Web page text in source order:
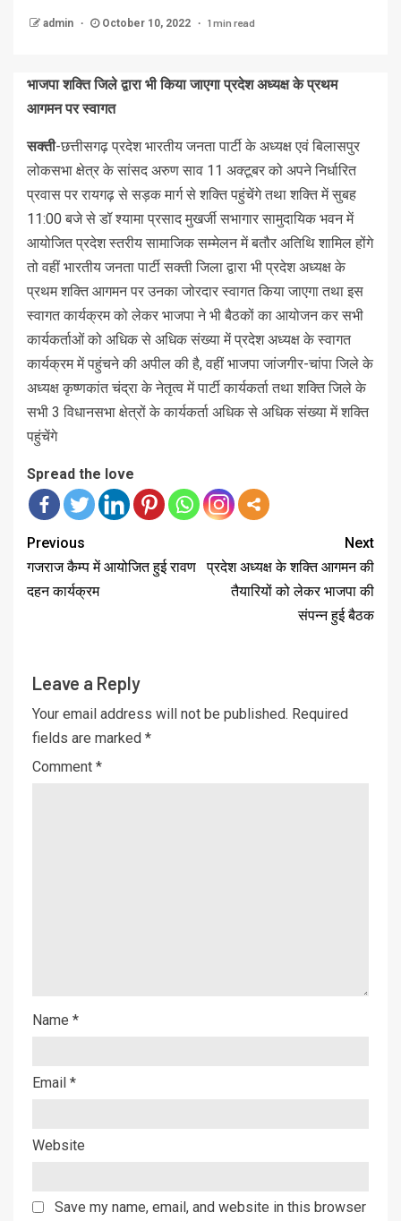
admin October 10, 2022 1 min read
भाजपा शक्ति जिले द्वारा भी किया जाएगा प्रदेश अध्यक्ष के प्रथम
आगमन पर स्वागत
सक्ती-छत्तीसगढ़ प्रदेश भारतीय जनता पार्टी के अध्यक्ष एवं बिलासपुर
लोकसभा क्षेत्र के सांसद अरुण साव 11 अक्टूबर को अपने निर्धारित
प्रवास पर रायगढ़ से सड़क मार्ग से शक्ति पहुंचेंगे तथा शक्ति में सुबह
11:00 बजे से डॉ श्यामा प्रसाद मुखर्जी सभागार सामुदायिक भवन में
आयोजित प्रदेश स्तरीय सामाजिक सम्मेलन में बतौर अतिथि शामिल होंगे
तो वहीं भारतीय जनता पार्टी सक्ती जिला द्वारा भी प्रदेश अध्यक्ष के
प्रथम शक्ति आगमन पर उनका जोरदार स्वागत किया जाएगा तथा इस
स्वागत कार्यक्रम को लेकर भाजपा ने भी बैठकों का आयोजन कर सभी
कार्यकर्ताओं को अधिक से अधिक संख्या में प्रदेश अध्यक्ष के स्वागत
कार्यक्रम में पहुंचने की अपील की है, वहीं भाजपा जांजगीर-चांपा जिले के
अध्यक्ष कृष्णकांत चंद्रा के नेतृत्व में पार्टी कार्यकर्ता तथा शक्ति जिले के
सभी 3 विधानसभा क्षेत्रों के कार्यकर्ता अधिक से अधिक संख्या में शक्ति
पहुंचेंगे
Spread the love
Previous
गजराज कैम्प में आयोजित हुई रावण
दहन कार्यक्रम
Next
प्रदेश अध्यक्ष के शक्ति आगमन की
तैयारियों को लेकर भाजपा की
संपन्न हुई बैठक
Leave a Reply
Your email address will not be published. Required
fields are marked *
Comment *
Name *
Email *
Website
Save my name, email, and website in this browser